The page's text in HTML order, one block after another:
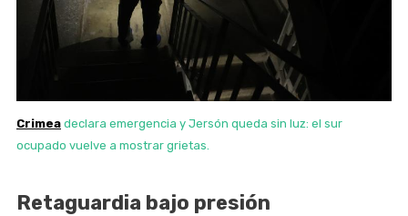
Crimea declara emergencia y Jersón queda sin luz: el sur
ocupado vuelve a mostrar grietas.
Retaguardia bajo presión